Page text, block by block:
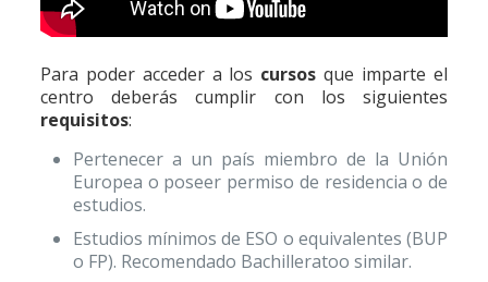
Para poder acceder a los cursos que imparte el
centro deberás cumplir con los siguientes
requisitos:
Pertenecer a un país miembro de la Unión
Europea o poseer permiso de residencia o de
estudios.
Estudios mínimos de ESO o equivalentes (BUP
o FP). Recomendado Bachilleratoo similar.